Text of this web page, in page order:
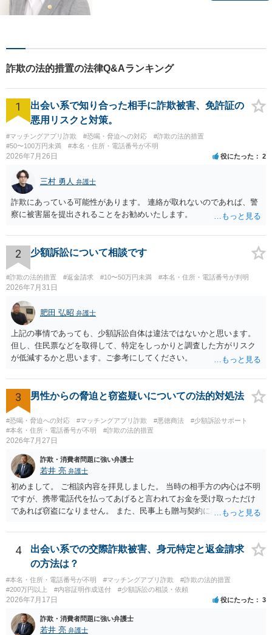
方より、元気になった・安心
したという声をいただいてお
ります。
詐欺の法的措置の法律Q&Aランキング
1
出会い系で知り合った相手に詐欺被害、免許証の
悪用リスクと対策。
#マッチングアプリ詐欺 #恐喝・脅迫への対応
#詐欺の法的措置
#50〜100万円未満
#本名・住所・電話番号が不明
2026年7月26日 役にたった 2
三村 勇人 弁護士
詐欺にあっている可能性があります。 連絡が取れないのであれば、警
察に被害届を提出されることをお勧めいたします。
2 少額訴訟について相談です
#詐欺の法的措置 #返金請求 #10〜50万円未満 #本名・住所・電話番号が判明
2026年7月31日
肥田 弘昭 弁護士
上記の事情であっても、少額訴訟自体は違法ではないかと思います。
但し、住民票などを取得して、特定をしっかりと調査した方がリスク
が低減するかと思います。ご参考にしてください。
3 男性からの脅迫と窃盗疑いについての法的対処法
#恐喝・脅迫への対応 #マッチングアプリ詐欺 #悪徳商法
#少額訴訟サポート
#本名・住所・電話番号が不明
#詐欺の法的措置
2026年7月27日
詐欺・消費者問題に強い弁護士
若井 亮 弁護士
初めまして。 ご相談内容を拝見しました。 当時の相手方の内心は不明
ですが、携帯電話代を払ってあげると言われてお金を受け取っただけ
であれば窃盗になりません。 また、民事上も贈与契約に該当すると思
ず、可能であればブロックをするようにしてください。 ご不安であれ
ば、最寄りの警察署に相談をしても良いかもしれません。 以上、ご参
考になれば幸いです。
4
出会い系での交際詐欺被害、身元特定と返金請求
の方法は？
#本名・住所・電話番号が不明 #マッチングアプリ詐欺
#詐欺の法的措置
#200万円以上
#内容証明作成送付 #少額訴訟の相談・依頼
2026年7月17日 役にたった 3
詐欺・消費者問題に強い弁護士
若井 亮 弁護士